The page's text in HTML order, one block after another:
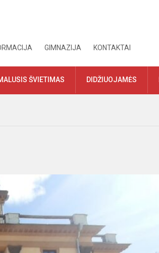
GIMNAZIJA KONTAKTAI
ŠVIETIMAS DIDŽIUOJAMĖS